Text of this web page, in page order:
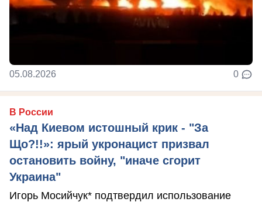
05.08.2026 0
В России
«Над Киевом истошный крик - "За
Що?!!»: ярый укронацист призвал
остановить войну, "иначе сгорит
Украина"
Игорь Мосийчук* подтвердил использование